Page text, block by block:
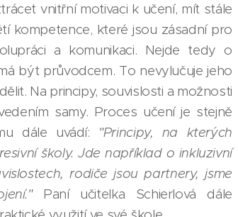
vnitřní motivaci k učení, mít stále
kompetence, které jsou zásadní pro
a komunikaci. Nejde tedy o
být průvodcem. To nevylučuje jeho
Na principy, souvislosti a možnosti
samy. Proces učení je stejně
dále uvádí: "Principy, na kterých
školy. Jde například o inkluzivní
rodiče jsou partnery, jsme
Paní učitelka Schierlová dále